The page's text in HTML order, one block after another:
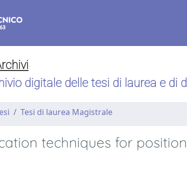
digitale delle tesi di laurea e di
Tesi di laurea Magistrale
techniques for